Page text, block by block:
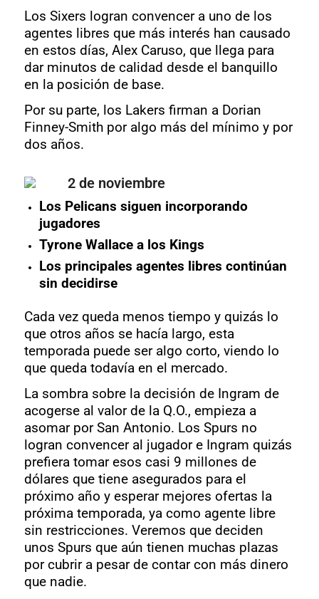
Los Sixers logran convencer a uno de los
agentes libres que más interés han causado
en estos días, Alex Caruso, que llega para
dar minutos de calidad desde el banquillo
en la posición de base.
Por su parte, los Lakers firman a Dorian
Finney-Smith por algo más del mínimo y por
dos años.
2 de noviembre
Los Pelicans siguen incorporando
jugadores
Tyrone Wallace a los Kings
Los principales agentes libres continúan
sin decidirse
Cada vez queda menos tiempo y quizás lo
que otros años se hacía largo, esta
temporada puede ser algo corto, viendo lo
que queda todavía en el mercado.
La sombra sobre la decisión de Ingram de
acogerse al valor de la Q.O., empieza a
asomar por San Antonio. Los Spurs no
logran convencer al jugador e Ingram quizás
prefiera tomar esos casi 9 millones de
dólares que tiene asegurados para el
próximo año y esperar mejores ofertas la
próxima temporada, ya como agente libre
sin restricciones. Veremos que deciden
unos Spurs que aún tienen muchas plazas
por cubrir a pesar de contar con más dinero
que nadie.